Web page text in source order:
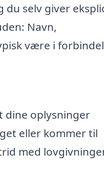
du selv giver
Navn,
være i
dine oplysninger
eller kommer til
med